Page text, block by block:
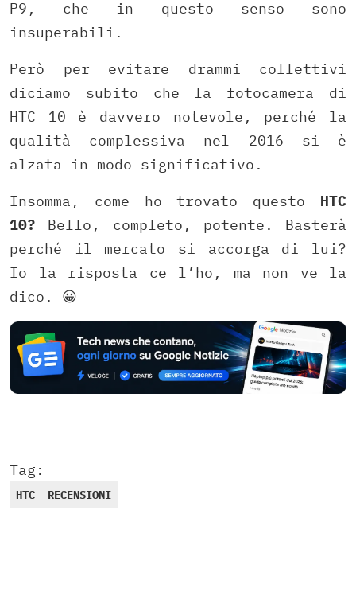
P9, che in questo senso sono
insuperabili.
Però per evitare drammi collettivi
diciamo subito che la fotocamera di
HTC 10 è davvero notevole, perché la
qualità complessiva nel 2016 si è
alzata in modo significativo.
Insomma, come ho trovato questo HTC
10? Bello, completo, potente. Basterà
perché il mercato si accorga di lui?
Io la risposta ce l’ho, ma non ve la
dico. 😀
Tag:
HTC RECENSIONI